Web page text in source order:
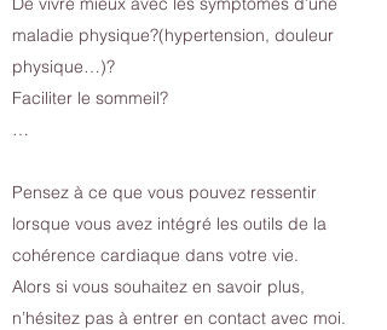
maladie physique?(hypertension, douleur
physique…)?
Faciliter le sommeil?
…
Pensez à ce que vous pouvez ressentir
lorsque vous avez intégré les outils de la
cohérence cardiaque dans votre vie.
Alors si vous souhaitez en savoir plus,
n’hésitez pas à entrer en contact avec moi.